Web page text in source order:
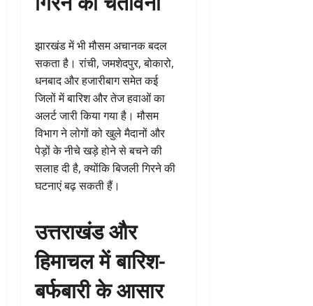
झारखंड में भी मौसम अचानक बदल
सकता है। रांची, जमशेदपुर, बोकारो,
धनबाद और हजारीबाग समेत कई
जिलों में बारिश और तेज हवाओं का
अलर्ट जारी किया गया है। मौसम
विभाग ने लोगों को खुले मैदानों और
पेड़ों के नीचे खड़े होने से बचने की
सलाह दी है, क्योंकि बिजली गिरने की
घटनाएं बढ़ सकती हैं।
उत्तराखंड और
हिमाचल में बारिश-
बर्फबारी के आसार